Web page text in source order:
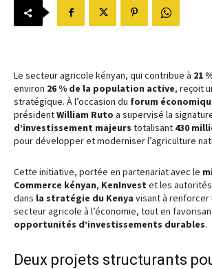
Le secteur agricole kényan, qui contribue à 21
environ 26 % de la population active, reçoit
stratégique. À l’occasion du forum
présidentWilliam Ruto a supervisé la
d’investissement majeurs totalisant 430
pour développer et moderniser l’agriculture
Cette initiative, portée en partenariat avec le
Commerce kényan, KenInvest et les
dans la stratégie du Kenya visant à renforcer
secteur agricole à l’économie, tout en
opportunités d’investissements durables.
Deux projets structurants